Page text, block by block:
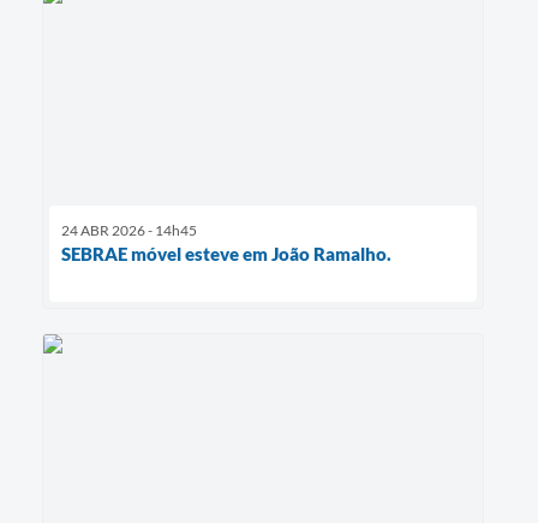
24 ABR 2026 - 14h45
SEBRAE móvel esteve em João Ramalho.